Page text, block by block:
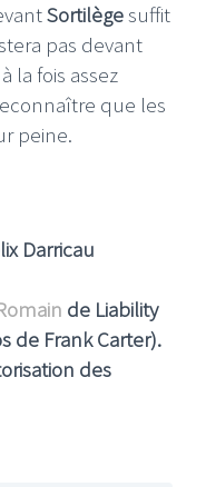
Sortilègesuffit
pas devant
la fois assez
que les
peine.
Darricau
de Liability
de Frank Carter).
des